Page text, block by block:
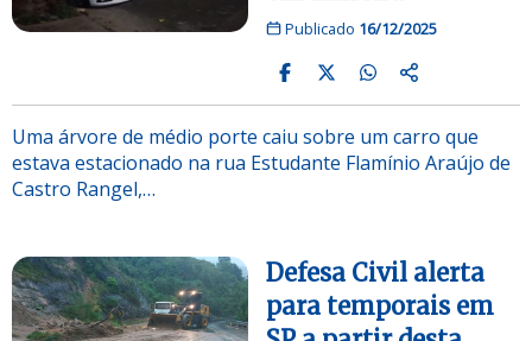
Publicado 16/12/2025
Uma árvore de médio porte caiu sobre um carro que
estava estacionado na rua Estudante Flamínio Araújo de
Castro Rangel,…
Defesa Civil alerta
para temporais em